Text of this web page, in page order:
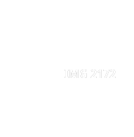
IMG 2172